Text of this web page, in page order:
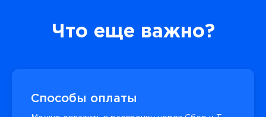
Что еще важно?
Способы оплаты